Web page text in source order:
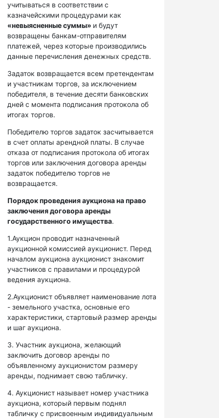
учитываться в соответствии с
казначейскими процедурами как
«невыясненные суммы» и будут
возвращены банкам-отправителям
платежей, через которые производились
данные перечисления денежных средств.
Задаток возвращается всем претендентам
и участникам торгов, за исключением
победителя, в течение десяти банковских
дней с момента подписания протокола об
итогах торгов.
Победителю торгов задаток засчитывается
в счет оплаты арендной платы. В случае
отказа от подписания протокола об итогах
торгов или заключения договора аренды
задаток победителю торгов не
возвращается.
Порядок проведения аукциона на право
заключения договора аренды
государственного имущества.
1.Аукцион проводит назначенный
аукционной комиссией аукционист. Перед
началом аукциона аукционист знакомит
участников с правилами и процедурой
ведения аукциона.
2.Аукционист объявляет наименование лота
- земельного участка, основные его
характеристики, стартовый размер аренды
и шаг аукциона.
3. Участник аукциона, желающий
заключить договор аренды по
объявленному аукционистом размеру
аренды, поднимает свою табличку.
4. Аукционист называет номер участника
аукциона, который первым поднял
табличку с присвоенным индивидуальным